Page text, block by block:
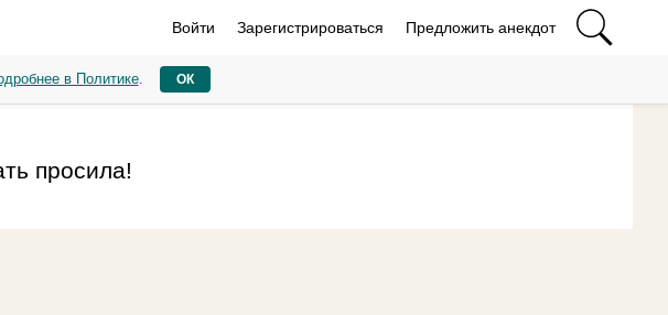
Войти Зарегистрироваться Предложить анекдот
просила!
в Политике. ОК